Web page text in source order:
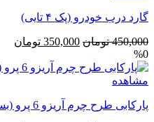
گارد درب خودرو (پک ۴ تایی)
450,000 تومان قیمت
450,000 تومان
350,000 تومان
%0
مشاهده
پارکابی طرح چرم آریزو 6 پرو (بسته 4 عددی)